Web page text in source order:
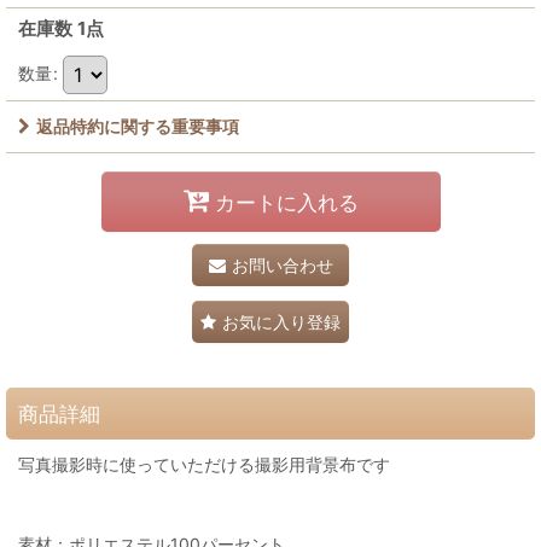
在庫数 1点
数量:
返品特約に関する重要事項
カートに入れる
お問い合わせ
お気に入り登録
商品詳細
写真撮影時に使っていただける撮影用背景布です